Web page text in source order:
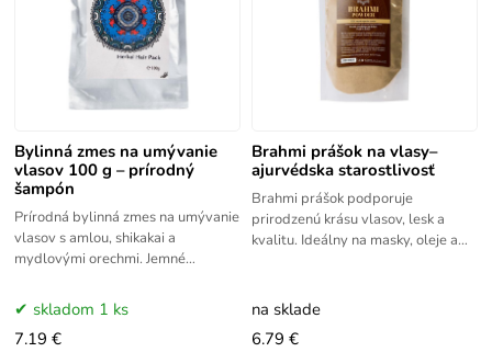
Bylinná zmes na umývanie
vlasov 100 g – prírodný
šampón
Prírodná bylinná zmes na umývanie
vlasov s amlou, shikakai a
mydlovými orechmi. Jemné
chémie. Pripravené podľa
skladom 1 ks
7.19 €
Brahmi prášok na vlasy–
ajurvédska starostlivosť
Brahmi prášok podporuje
prirodzenú krásu vlasov, lesk a
kvalitu. Ideálny na masky, oleje a
bylina
na sklade
6.79 €